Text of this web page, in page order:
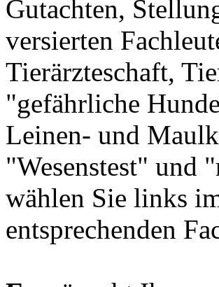
Gutachten,
versierten
Tierärzteschaft,
"gefährliche
Leinen- und
"Wesenstest" und
wählen Sie links
entsprechenden